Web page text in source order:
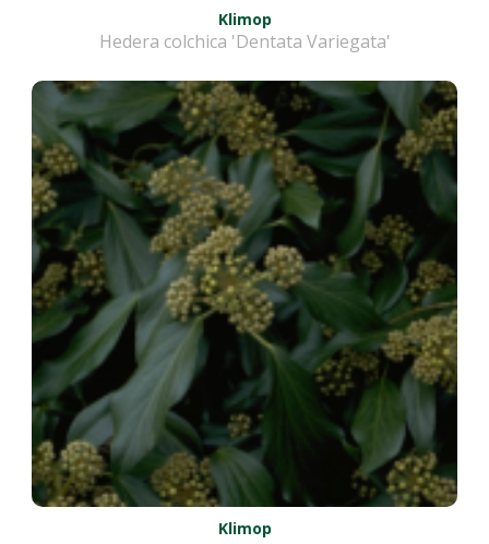
Klimop
Hedera colchica 'Dentata Variegata'
Klimop